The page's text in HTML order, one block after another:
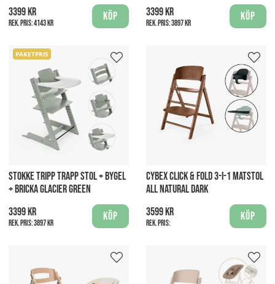
3399 kr
Rek. pris:4143 kr
Köp
3399 kr
Rek. pris:3897 kr
Köp
PAKETPRIS
STOKKE TRIPP TRAPP STOL + BYGEL
+ BRICKA GLACIER GREEN
3399 kr
Rek. pris:3897 kr
Köp
CYBEX CLICK & FOLD 3-I-1 MATSTOL
ALL NATURAL DARK
3599 kr
Rek. pris:
Köp